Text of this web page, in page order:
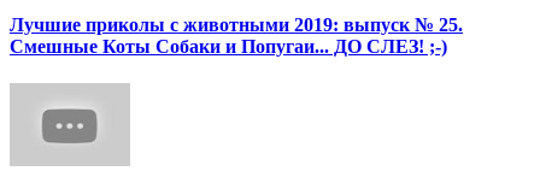
Лучшие приколы с животными 2019: выпуск № 25.
Смешные Коты Собаки и Попугаи... ДО СЛЕЗ! ;-)